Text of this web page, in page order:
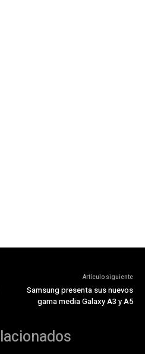
Artículo siguiente
Samsung presenta sus nuevos
gama media Galaxy A3 y A5